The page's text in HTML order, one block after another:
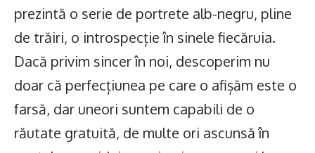
prezintă o serie de portrete alb-negru, pline
de trăiri, o introspecție în sinele fiecăruia.
Dacă privim sincer în noi, descoperim nu
doar că perfecțiunea pe care o afișăm este o
farsă, dar uneori suntem capabili de o
răutate gratuită, de multe ori ascunsă în